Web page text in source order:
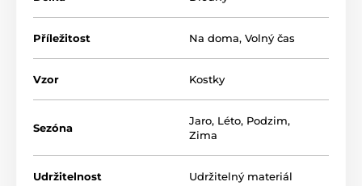
Příležitost Na doma, Volný čas
Vzor Kostky
Sezóna
Jaro, Léto, Podzim,
Zima
Udržitelnost Udržitelný materiál